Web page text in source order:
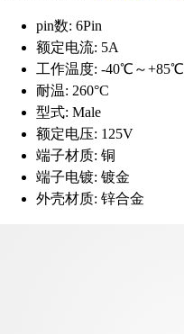
pin数: 6Pin
额定电流: 5A
工作温度: -40℃～+85℃
耐温: 260°C
型式: Male
额定电压: 125V
端子材质: 铜
端子电镀: 镀金
外壳材质: 锌合金